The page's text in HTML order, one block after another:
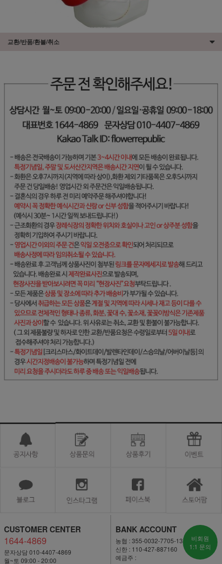
교환/반품/환불/취소
CUSTOMER CENTER
1644-4869
문자상담 010-4407-4869
월~토 09:00 - 20:00
BANK ACCOUNT
농협 : 355-0032-7705-13
신한 : 110-427-887160
예금주 :
비회원
1:1 문의